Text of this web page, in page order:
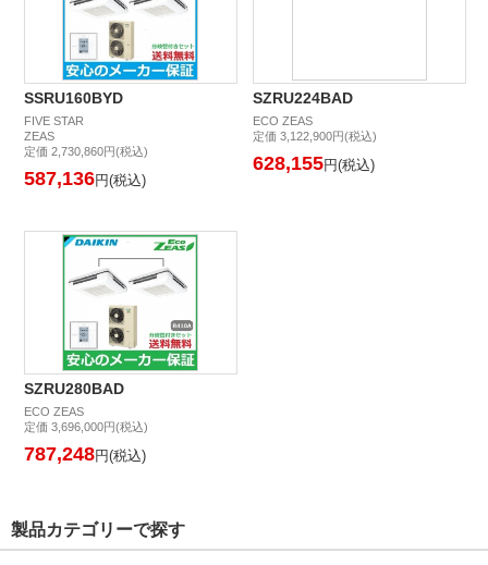
SSRU160BYD
FIVE STAR
ZEAS
定価 2,730,860円(税込)
587,136円(税込)
SZRU224BAD
ECO ZEAS
定価 3,122,900円(税込)
628,155円(税込)
SZRU280BAD
ECO ZEAS
定価 3,696,000円(税込)
787,248円(税込)
製品カテゴリーで探す